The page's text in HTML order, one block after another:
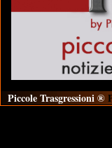
Piccole Trasgressioni ®